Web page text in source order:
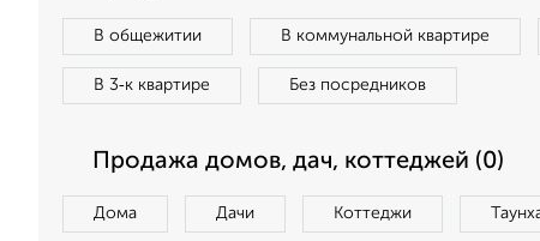
В общежитии В коммунальной квартире
В 3‑к квартире Без посредников
Продажа домов, дач, коттеджей (0)
Дома Дачи Коттеджи